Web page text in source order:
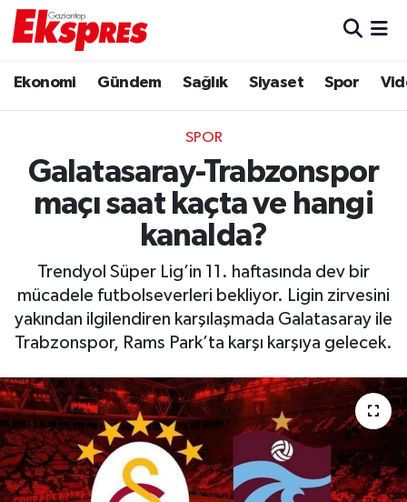
Ekonomi Gündem Sağlık Siyaset Spor
SPOR
Galatasaray-Trabzonspor
maçı saat kaçta ve hangi
kanalda?
Trendyol Süper Lig’in 11. haftasında dev bir
mücadele futbolseverleri bekliyor. Ligin zirvesini
yakından ilgilendiren karşılaşmada Galatasaray ile
Trabzonspor, Rams Park’ta karşı karşıya gelecek.
Ekonomi
Gaziantep son dakika
Genel
Haberler
Kültür Sanat
Magazin
Müzik
Piyasa
Trafik Durumu
Puan Durumu ve Fikstür
Tüm Manşetler
Haber Arşivi